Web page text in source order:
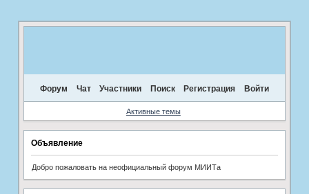
Форум Чат Участники Поиск Регистрация Войти
Активные темы
Объявление
Добро пожаловать на неофициальный форум МИИТа